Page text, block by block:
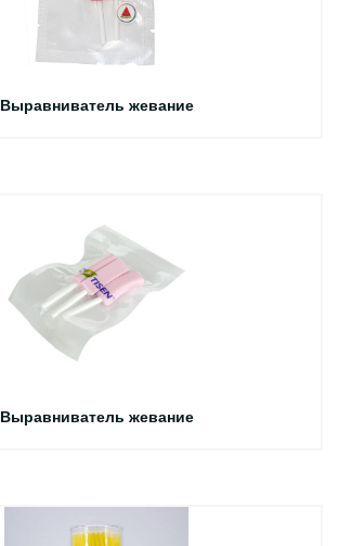
Выравниватель жевание
Выравниватель жевание